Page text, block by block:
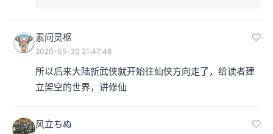
素问灵枢
2020-05-30 21:47:48
所以后来大陆新武侠就开始往仙侠方向走了，给读者建
立架空的世界，讲修仙
风立ちぬ